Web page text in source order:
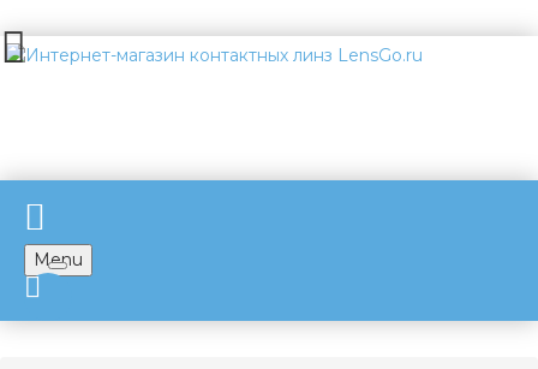
Menu